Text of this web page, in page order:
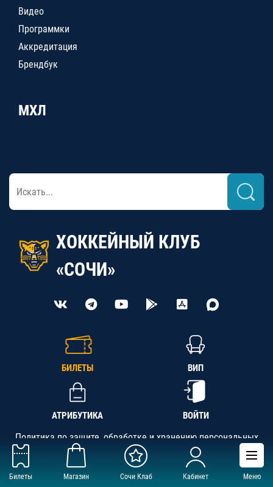
Билеты Магазин Сочи Клаб Кабинет Меню
Видео
Программки
Аккредитация
Брендбук
МХЛ
ХОККЕЙНЫЙ КЛУБ
«СОЧИ»
БИЛЕТЫ ВИП
АТРИБУТИКА ВОЙТИ
Политика по защите, обработке и хранению персональных
данных
АНО «СК «Кубань-Регион», ОГРН 1142300002349,